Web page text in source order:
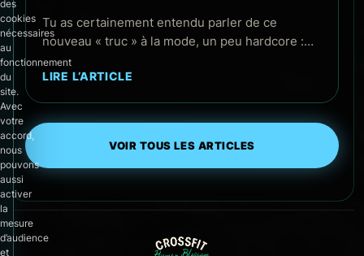
Tu as certainement entendu parler de ce
nouveau « truc » à la mode, un peu hardcore :…
LIRE L’ARTICLE
VOIR TOUS LES ARTICLES
des
cookies
nécessaires
au
fonctionnement
du
site.
Avec
votre
accord,
nous
pouvons
aussi
activer
la
mesure
d’audience
et